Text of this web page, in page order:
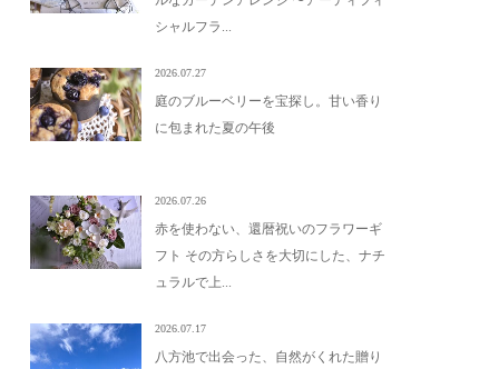
シャルフラ...
2026.07.27
庭のブルーベリーを宝探し。甘い香り
に包まれた夏の午後
2026.07.26
赤を使わない、還暦祝いのフラワーギ
フト その方らしさを大切にした、ナチ
ュラルで上...
2026.07.17
八方池で出会った、自然がくれた贈り